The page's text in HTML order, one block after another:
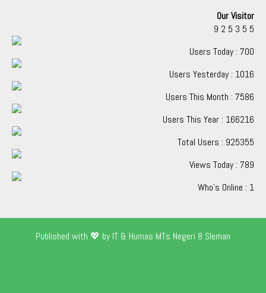
Our Visitor
9 2 5 3 5 5
Users Today : 700
Users Yesterday : 1016
Users This Month : 7586
Users This Year : 166216
Total Users : 925355
Views Today : 789
Who's Online : 1
Published with 💖 by IT & Humas MTs Negeri 8 Sleman